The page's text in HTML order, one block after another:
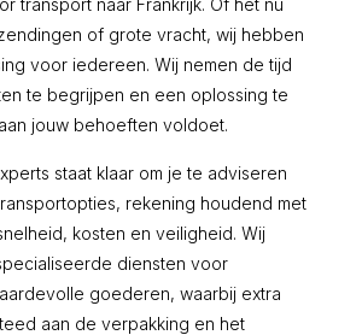
transport naar Frankrijk. Of het nu
of grote vracht, wij hebben
voor iedereen. Wij nemen de tijd
te begrijpen en een oplossing te
jouw behoeften voldoet.
staat klaar om je te adviseren
rekening houdend met
kosten en veiligheid. Wij
diensten voor
goederen, waarbij extra
aan de verpakking en het